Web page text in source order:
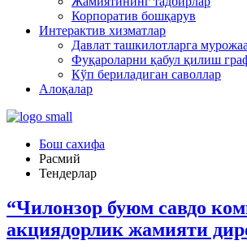
Корпоратив бошқарув
Интерактив хизматлар
Давлат ташкилотларга
Фуқароларни қабул қилиш
Кўп бериладиган саволлар
Алоқалар
Бош сахифа
Расмий
Тендерлар
“Чилонзор буюм савдо
акциядорлик жамияти